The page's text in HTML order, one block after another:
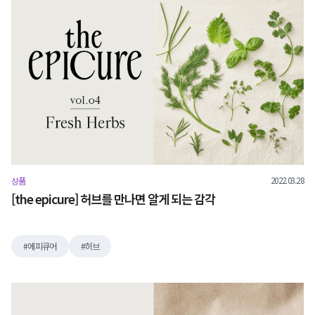
상품 2022.03.28
[the epicure] 허브를 만나면 알게 되는 감각
에피큐어 허브